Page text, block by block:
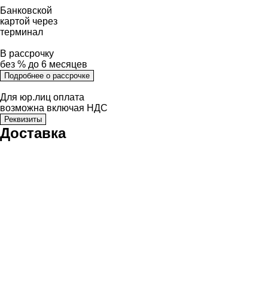
Банковской
картой через
терминал
В рассрочку
без % до 6 месяцев
Подробнее о рассрочке
Для юр.лиц оплата
возможна включая НДС
Реквизиты
Доставка